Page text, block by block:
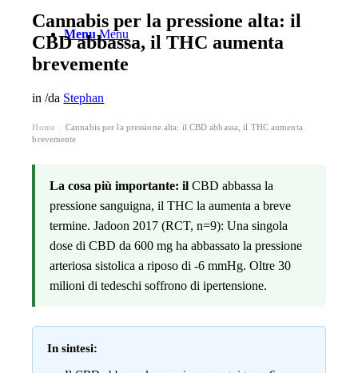
Menu Menu
Cannabis per la pressione alta: il
CBD abbassa, il THC aumenta
brevemente
in/da Stephan
Home
Cannabis per la pressione alta: il CBD abbassa, il THC aumenta
brevemente
La cosa più importante: il CBD abbassa la
pressione sanguigna, il THC la aumenta a breve
termine. Jadoon 2017 (RCT, n=9): Una singola
dose di CBD da 600 mg ha abbassato la pressione
arteriosa sistolica a riposo di -6 mmHg. Oltre 30
milioni di tedeschi soffrono di ipertensione.
In sintesi: